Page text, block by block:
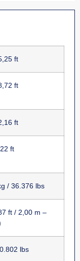
ft
ft
ft
ft
/ 36.376 lbs
ft / 2,00 m –
lbs